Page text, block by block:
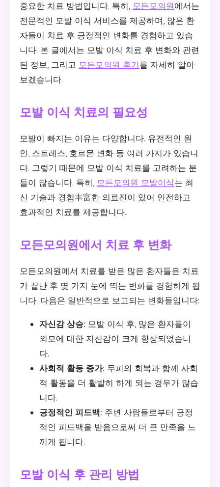
중요한 치료 방법입니다. 특히,
모든모의원에서는
전문적인 모발 이식 서비스를 제공하며, 많은 환
자들이 치료 후 긍정적인 변화를 경험하고 있습
니다. 본 글에서는 모발 이식 치료 후 변화와 관련
된 정보, 그리고 모든모의원 후기를 자세히 알아
보겠습니다.
모발 이식 치료의 필요성
모발이 빠지는 이유는 다양합니다. 유전적인 원
인, 스트레스, 호르몬 변화 등 여러 가지가 있습니
다. 그렇기 때문에 모발 이식 치료를 고려하는 분
들이 많습니다. 특히,
모든모의원 모발이식는 최
신 기술과 경험丰富한 의료진이 있어 안전하고
효과적인 치료를 제공합니다.
모든모의원에서 치료 후 변화
모든모의원에서 치료를 받은 많은 환자들은 치료
가 끝난 후 몇 가지 눈에 띄는 변화를 경험하게 됩
니다. 다음은 일반적으로 보고되는 변화들입니다:
자신감 상승: 모발 이식 후, 많은 환자들이
외모에 대한 자신감이 크게 향상되었습니
다.
사회적 활동 증가: 두피의 회복과 함께 사회
적 활동을 더 활발히 하게 되는 경우가 많습
니다.
긍정적인 피드백: 주변 사람들로부터 긍정
적인 피드백을 받음으로써 더 큰 만족을 느
끼게 됩니다.
모발 이식 후 관리 방법